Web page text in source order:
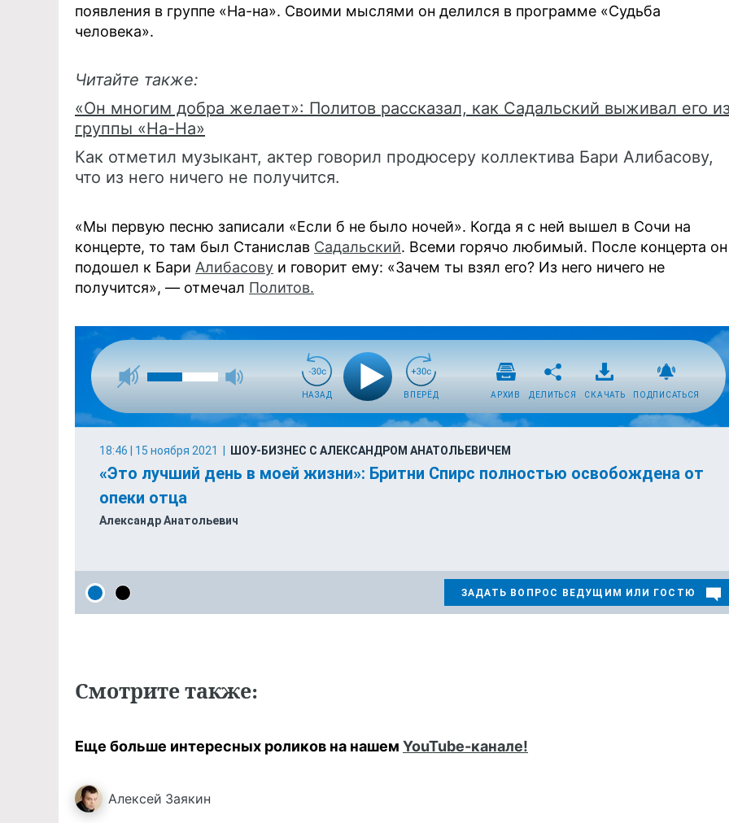
появления в группе «На-на». Своими мыслями он делился в программе «Судьба
человека».
Читайте также:
«Он многим добра желает»: Политов рассказал, как Садальский выживал его
группы «На-На»
Как отметил музыкант, актер говорил продюсеру коллектива Бари Алибасову,
что из него ничего не получится.
«Мы первую песню записали «Если б не было ночей». Когда я с ней вышел в Сочи на
концерте, то там был Станислав Садальский. Всеми горячо любимый. После концерта он
подошел к Бари Алибасову и говорит ему: «Зачем ты взял его? Из него ничего не
получится», — отмечал Политов.
Смотрите также:
Еще больше интересных роликов на нашем YouTube-канале!
Алексей Заякин